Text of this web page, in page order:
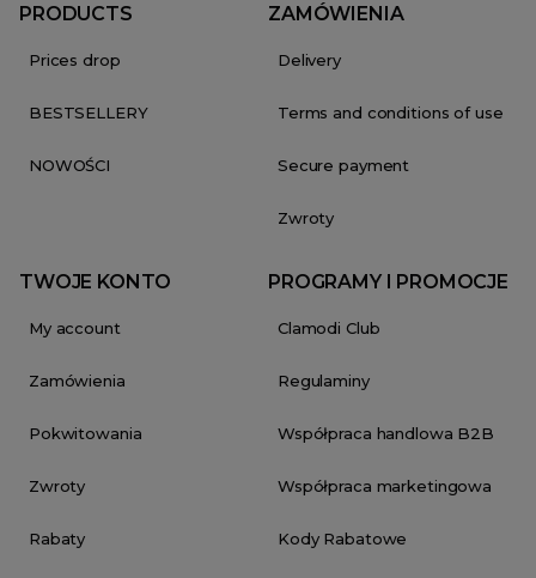
PRODUCTS
Prices drop
BESTSELLERY
NOWOŚCI
ZAMÓWIENIA
Delivery
Terms and conditions of use
Secure payment
Zwroty
TWOJE KONTO
My account
Zamówienia
Pokwitowania
Zwroty
Rabaty
PROGRAMY I PROMOCJE
Clamodi Club
Regulaminy
Współpraca handlowa B2B
Współpraca marketingowa
Kody Rabatowe